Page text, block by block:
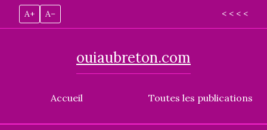
A+ A– < < < <
Accueil
ouiaubreton.com
Toutes les publications